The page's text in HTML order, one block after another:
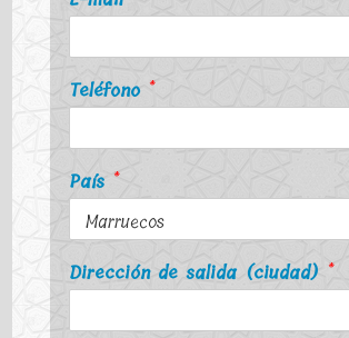
Teléfono *
País *
Dirección de salida (ciudad) *